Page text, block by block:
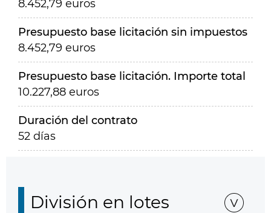
8.452,79 euros
Presupuesto base licitación sin impuestos
8.452,79 euros
Presupuesto base licitación. Importe total
10.227,88 euros
Duración del contrato
52 días
División en lotes